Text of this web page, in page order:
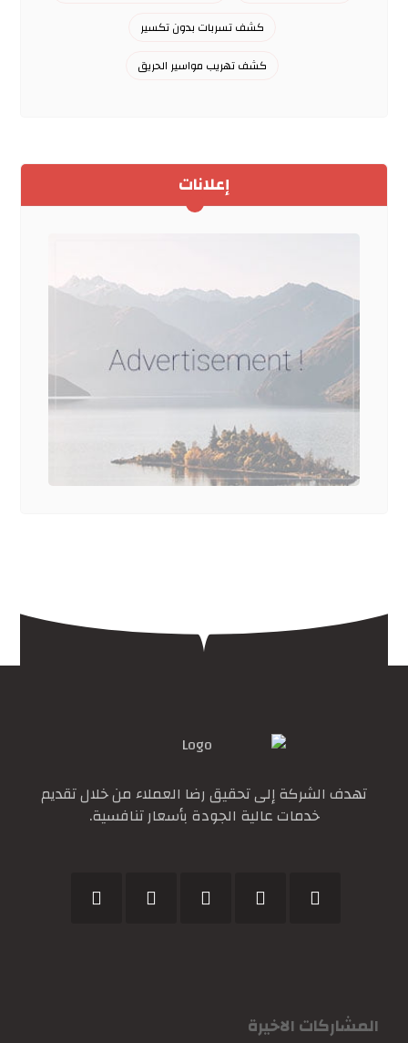
كشف تسربات بدون تكسير
كشف تهريب مواسير الحريق
إعلانات
تهدف الشركة إلى تحقيق رضا العملاء من خلال تقديم
خدمات عالية الجودة بأسعار تنافسية.
المشاركات الاخيرة